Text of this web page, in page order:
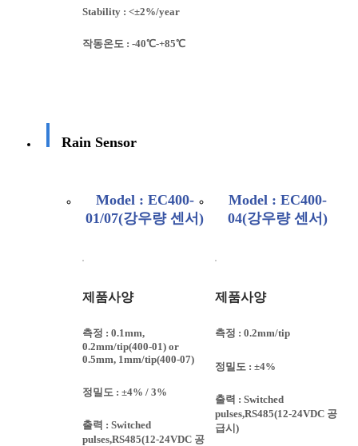
Stability : <±2%/year
작동온도 : -40℃-+85℃
Rain Sensor
Model : EC400-
01/07(강우량 센서)
제품사양
측정 : 0.1mm,
0.2mm/tip(400-01) or
0.5mm, 1mm/tip(400-07)
정밀도 : ±4% / 3%
출력 : Switched
pulses,RS485(12-24VDC 공
Model : EC400-
04(강우량 센서)
제품사양
측정 : 0.2mm/tip
정밀도 : ±4%
출력 : Switched
pulses,RS485(12-24VDC 공
급시)